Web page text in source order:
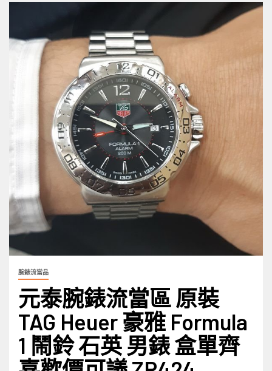
腕錶流當品
元泰腕錶流當區 原裝
TAG Heuer 豪雅 Formula
1 鬧鈴 石英 男錶 盒單齊